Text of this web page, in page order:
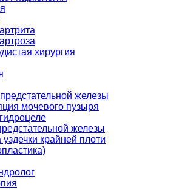
хирургия
железы
мочевого пузыря
железы
уздечки крайней плоти